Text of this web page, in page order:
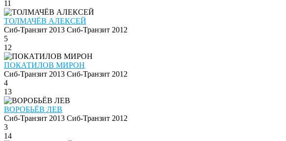
11
ТОЛМАЧЁВ АЛЕКСЕЙ
Сиб-Транзит 2013 Сиб-Транзит 2012
5
12
ПОКАТИЛОВ МИРОН
Сиб-Транзит 2013 Сиб-Транзит 2012
4
13
ВОРОБЬЁВ ЛЕВ
Сиб-Транзит 2013 Сиб-Транзит 2012
3
14